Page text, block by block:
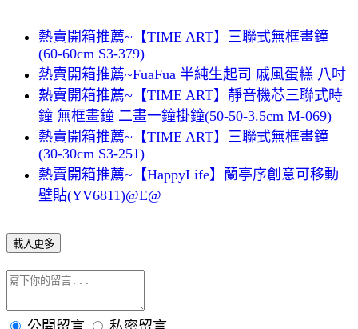
熱賣開箱推薦~【TIME ART】三聯式無框畫鐘
(60-60cm S3-379)
熱賣開箱推薦~FuaFua 半純生起司 戚風蛋糕 八吋
熱賣開箱推薦~【TIME ART】靜音機芯三聯式時
鐘 無框畫鐘 二畫一鐘掛鐘(50-50-3.5cm M-069)
熱賣開箱推薦~【TIME ART】三聯式無框畫鐘
(30-30cm S3-251)
熱賣開箱推薦~【HappyLife】蘭亭序創意可移動
壁貼(YV6811)@E@
載入更多